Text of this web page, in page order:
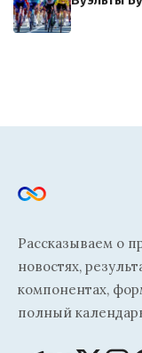
Рассказываем о
новостях,
компонентах,
полный